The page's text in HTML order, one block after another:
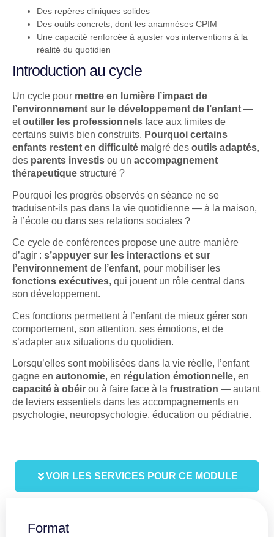
Des repères cliniques solides
Des outils concrets, dont les anamnèses CPIM
Une capacité renforcée à ajuster vos interventions à la
réalité du quotidien
Introduction au cycle
Un cycle pour mettre en lumière l’impact de
l’environnement sur le développement de l’enfant —
etoutiller les professionnels face aux limites de
certains suivis bien construits. Pourquoi certains
enfants restent en difficulté malgré des outils adaptés,
des parents investis ou un accompagnement
thérapeutique structuré ?
Pourquoi les progrès observés en séance ne se
traduisent-ils pas dans la vie quotidienne — à la maison,
à l’école ou dans ses relations sociales ?
Ce cycle de conférences propose une autre manière
d’agir : s’appuyer sur les interactions et sur
l’environnement de l’enfant, pour mobiliser les
fonctions exécutives, qui jouent un rôle central dans
son développement.
Ces fonctions permettent à l’enfant de mieux gérer son
comportement, son attention, ses émotions, et de
s’adapter aux situations du quotidien.
Lorsqu’elles sont mobilisées dans la vie réelle, l’enfant
gagne en autonomie, en régulation émotionnelle, en
capacité à obéir ou à faire face à la frustration — autant
de leviers essentiels dans les accompagnements en
psychologie, neuropsychologie, éducation ou pédiatrie.
VOIR LES SERVICES POUR CE MODULE
Format